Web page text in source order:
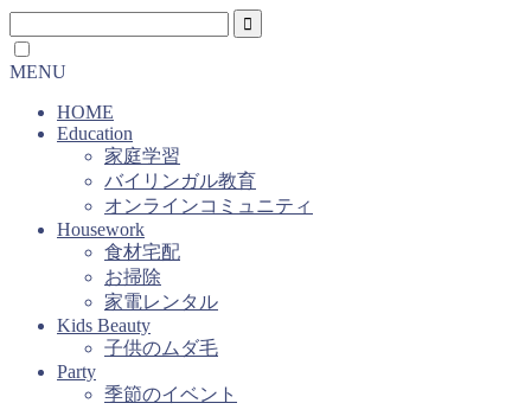
MENU
HOME
Education
家庭学習
バイリンガル教育
オンラインコミュニティ
Housework
食材宅配
お掃除
家電レンタル
Kids Beauty
子供のムダ毛
Party
季節のイベント